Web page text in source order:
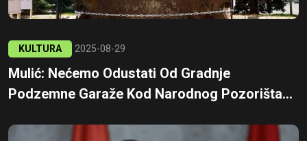
KULTURA 2025-08-29
Mulić: Nećemo Odustati Od Gradnje
Podzemne Garaže Kod Narodnog Pozorišta...